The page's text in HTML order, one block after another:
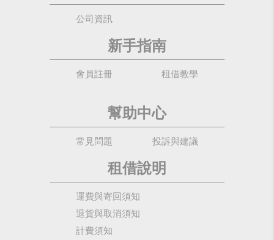
公司資訊
新手指南
會員註冊 租借教學
幫助中心
常見問題 投訴與建議
租借說明
運費與寄回須知
退貨與取消須知
計費須知